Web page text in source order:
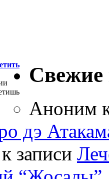
Свежие
Аноним
дэ
к записи